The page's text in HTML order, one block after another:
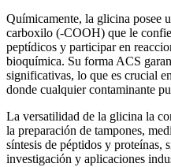
Químicamente, la glicina posee
carboxilo (-COOH) que le
peptídicos y participar en
bioquímica. Su forma ACS
significativas, lo que es crucial
donde cualquier contaminante
La versatilidad de la glicina la
la preparación de tampones,
síntesis de péptidos y proteínas,
investigación y aplicaciones